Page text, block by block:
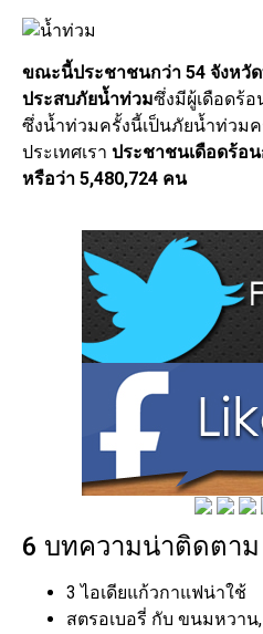
ขณะนี้ประชาชนกว่า 54 จังหวัด
ประสบภัยน้ำท่วมซึ่งมีผู้เดือดร้
ซึ่งน้ำท่วมครั้งนี้เป็นภัยน้ำท่วม
ประเทศเรา ประชาชนเดือดร้อน
หรือว่า 5,480,724 คน
6 บทความน่าติดตาม
3 ไอเดียแก้วกาแฟน่าใช้
สตรอเบอรี่ กับ ขนมหวาน